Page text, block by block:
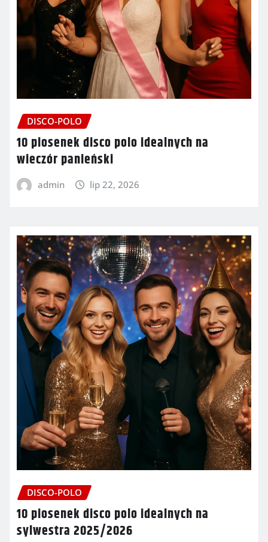
DISCO-POLO
10 piosenek disco polo idealnych na
wieczór panieński
admin lip 22, 2026
DISCO-POLO
10 piosenek disco polo idealnych na
sylwestra 2025/2026